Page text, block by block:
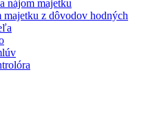
nájom majetku
majetku z dôvodov hodných